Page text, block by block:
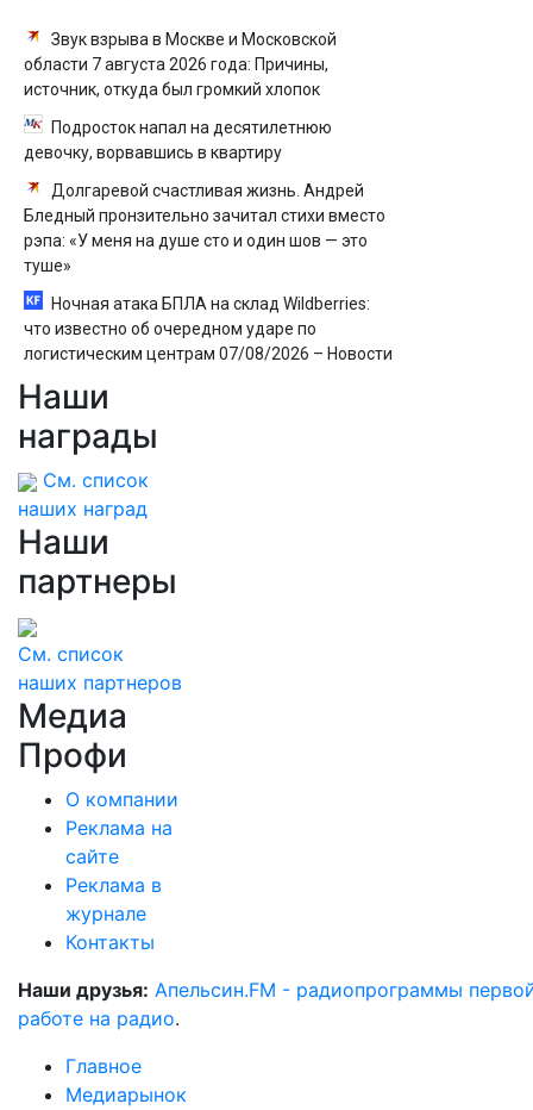
Звук взрыва в Москве и Московской
области 7 августа 2026 года: Причины,
источник, откуда был громкий хлопок
Подросток напал на десятилетнюю
девочку, ворвавшись в квартиру
Долгаревой счастливая жизнь. Андрей
Бледный пронзительно зачитал стихи вместо
рэпа: «У меня на душе сто и один шов — это
туше»
Ночная атака БПЛА на склад Wildberries:
что известно об очередном ударе по
логистическим центрам 07/08/2026 – Новости
Пьяный россиянин открыл стрельбу по
Наши
награды
См. список
наших наград
Наши
партнеры
См. список
наших партнеров
Медиа
Профи
О компании
Реклама на
сайте
Реклама в
журнале
Контакты
Наши друзья: Апельсин.FM - радиопрограммы
работе на радио.
Главное
Медиарынок